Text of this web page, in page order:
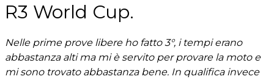
R3 World Cup.
Nelle prime prove libere ho fatto 3°, i tempi erano
abbastanza alti ma mi è servito per provare la moto e
mi sono trovato abbastanza bene. In qualifica invece